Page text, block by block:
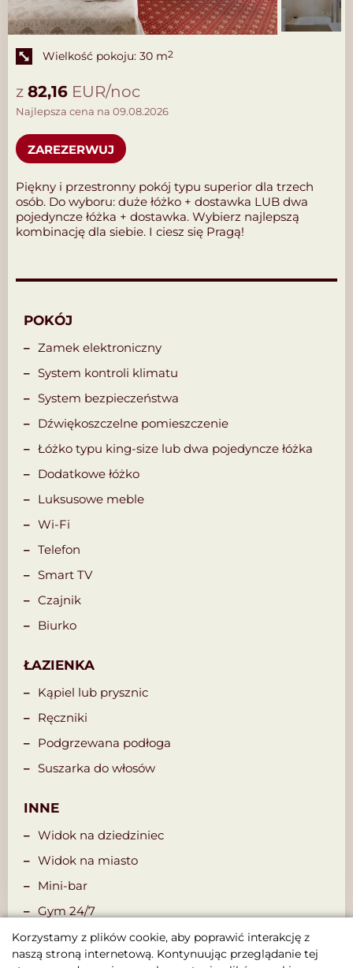
Piękny i przestronny pokój typu superior dla trzech
osób. Do wyboru: duże łóżko + dostawka LUB dwa
pojedyncze łóżka + dostawka. Wybierz najlepszą
kombinację dla siebie. I ciesz się Pragą!
Wielkość pokoju: 30 m2
z 82,16 EUR/noc
Najlepsza cena na 09.08.2026
ZAREZERWUJ
POKÓJ
Zamek elektroniczny
System kontroli klimatu
System bezpieczeństwa
Dźwiękoszczelne pomieszczenie
Łóżko typu king-size lub dwa pojedyncze łóżka
Dodatkowe łóżko
Luksusowe meble
Wi-Fi
Telefon
Smart TV
Czajnik
Biurko
ŁAZIENKA
Kąpiel lub prysznic
Ręczniki
Podgrzewana podłoga
Suszarka do włosów
INNE
Widok na dziedziniec
Widok na miasto
Mini-bar
Gym 24/7
Menu poduszek
Korzystamy z plików cookie, aby poprawić interakcję z
naszą stroną internetową. Kontynuując przeglądanie tej